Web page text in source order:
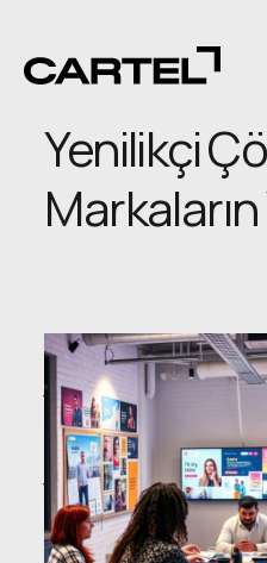
Yenilikçi
Markaların
Yenilikçi
Markaların
Yaratıcılığı